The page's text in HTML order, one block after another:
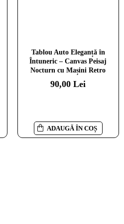
Tablou Auto Premium Viteza și
Stil – Artă Canvas Modernă cu
Mașină Sport Albastră pe
Stradă Urbană pentru Birou,
Living sau Garaj
ADAUGĂ ÎN COȘ
Tablou Auto Eleganță în
Întuneric – Canvas Peisaj
Nocturn cu Mașini Retro
90,00 Lei
ADAUGĂ ÎN COȘ